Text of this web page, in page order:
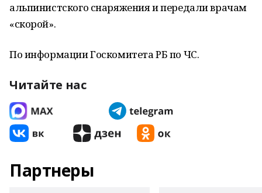
альпинистского снаряжения и передали врачам
«скорой».
По информации Госкомитета РБ по ЧС.
Читайте нас
Партнеры